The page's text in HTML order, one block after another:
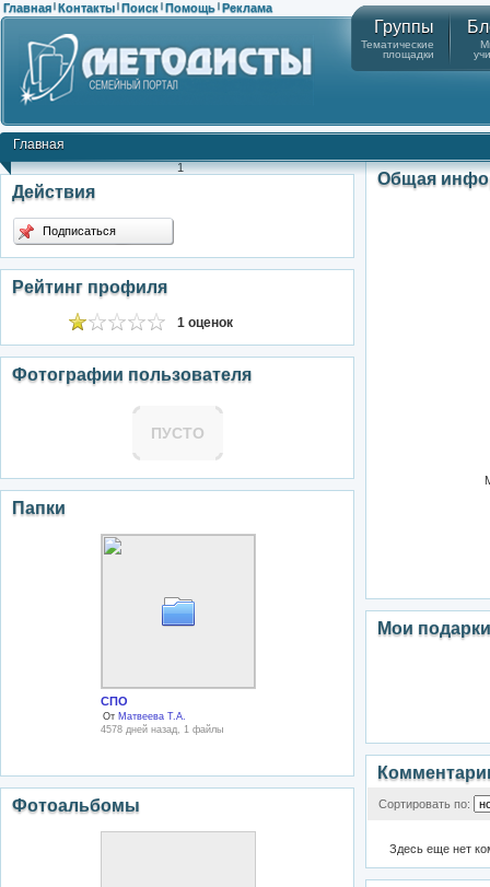
Главная | Контакты | Поиск | Помощь | Реклама
Группы
Тематические
площадки
Главная
1
Действия
Подписаться
Рейтинг профиля
1 оценок
Фотографии пользователя
ПУСТО
Папки
СПО
От Матвеева Т.А.
4578 дней назад, 1 файлы
Фотоальбомы
Общая
Мои подарки
Сортировать по:
Здесь еще нет